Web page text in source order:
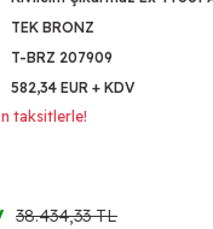
TEK BRONZ
T-BRZ 207909
582,34 EUR + KDV
taksitlerle!
38.434,33 TL